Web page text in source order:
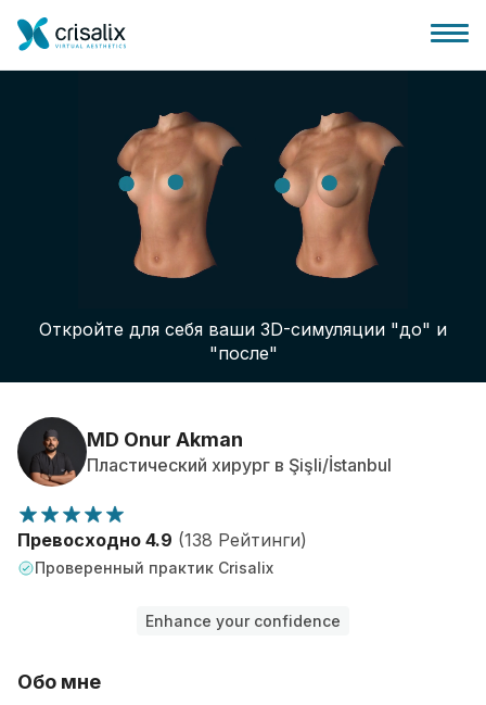
Главная хирурга
Бизнес Платформа
Планы
Откройте для себя ваши 3D-симуляции "до" и
"после"
MD Onur Akman
Пластический хирург в Şişli/İstanbul
Превосходно 4.9 (138 Рейтинги)
Проверенный практик Crisalix
Enhance your confidence
Обо мне